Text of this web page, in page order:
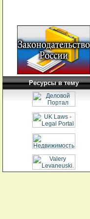
Ресурсы в тему